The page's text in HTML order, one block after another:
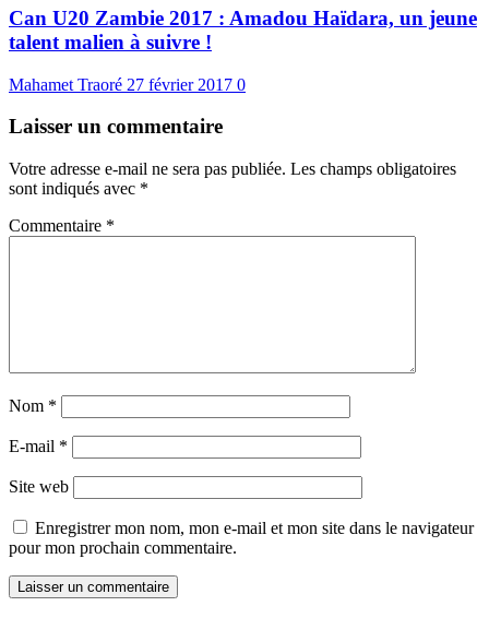
Can U20 Zambie 2017 : Amadou Haïdara, un jeune
talent malien à suivre !
Mahamet Traoré 27 février 2017 0
Laisser un commentaire
Votre adresse e-mail ne sera pas publiée. Les champs obligatoires
sont indiqués avec *
Commentaire *
Nom *
E-mail *
Site web
Enregistrer mon nom, mon e-mail et mon site dans le navigateur
pour mon prochain commentaire.